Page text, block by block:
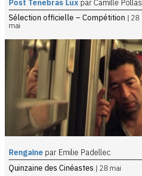
Post Tenebras Lux par Camille Pollas
Sélection officielle – Compétition | 28
mai
Rengaine par Emilie Padellec
Quinzaine des Cinéastes | 28 mai